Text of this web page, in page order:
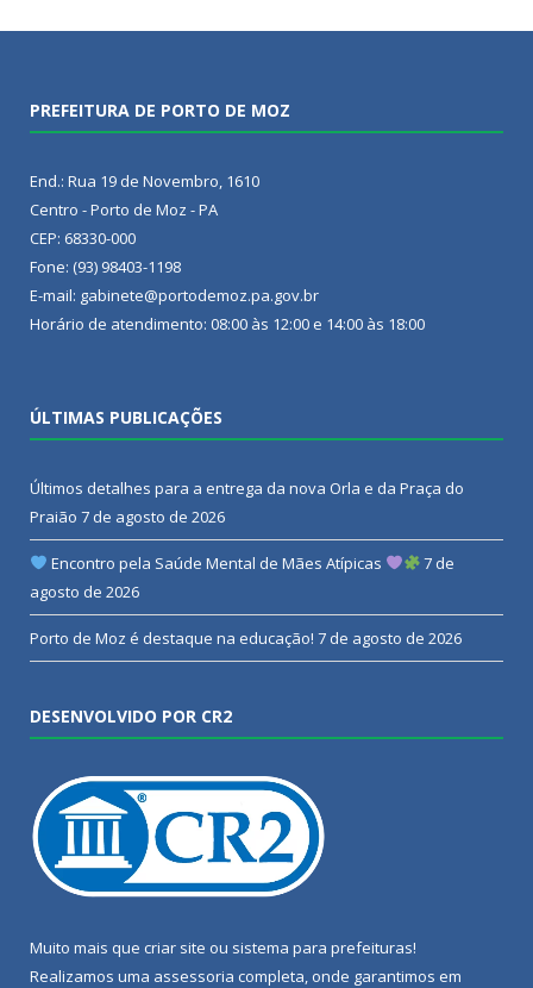
PREFEITURA DE PORTO DE MOZ
End.: Rua 19 de Novembro, 1610
Centro - Porto de Moz - PA
CEP: 68330-000
Fone: (93) 98403-1198
E-mail: gabinete@portodemoz.pa.gov.br
Horário de atendimento: 08:00 às 12:00 e 14:00 às 18:00
ÚLTIMAS PUBLICAÇÕES
Últimos detalhes para a entrega da nova Orla e da Praça do
Praião 7 de agosto de 2026
Encontro pela Saúde Mental de Mães Atípicas
7 de
agosto de 2026
Porto de Moz é destaque na educação! 7 de agosto de 2026
DESENVOLVIDO POR CR2
Muito mais que criar site ou sistema para prefeituras!
Realizamos uma assessoria completa, onde garantimos em